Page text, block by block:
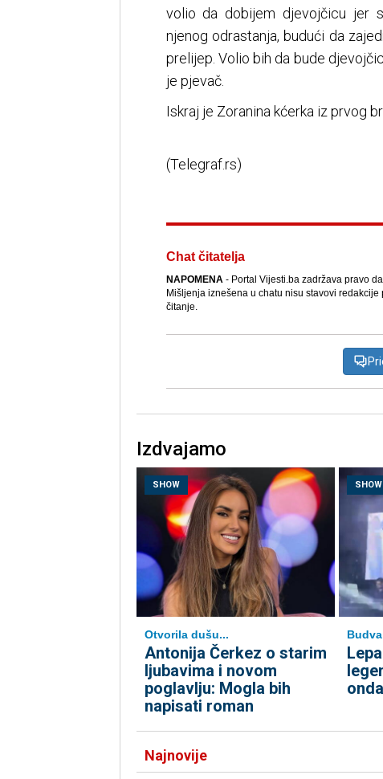
volio da dobijem djevojčicu jer
njenog odrastanja, budući da
prelijep. Volio bih da bude
je pjevač.
Iskraj je Zoranina kćerka iz prvog
(Telegraf.rs)
Chat čitatelja
NAPOMENA- Portal Vijesti.ba zadržava pravo
Mišljenja iznešena u chatu nisu stavovi
čitanje.
Izdvajamo
SHOW
Otvorila dušu...
Antonija Čerkez o starim
ljubavima i novom
poglavlju: Mogla bih
napisati roman
SHOW
Budva
Najnovije